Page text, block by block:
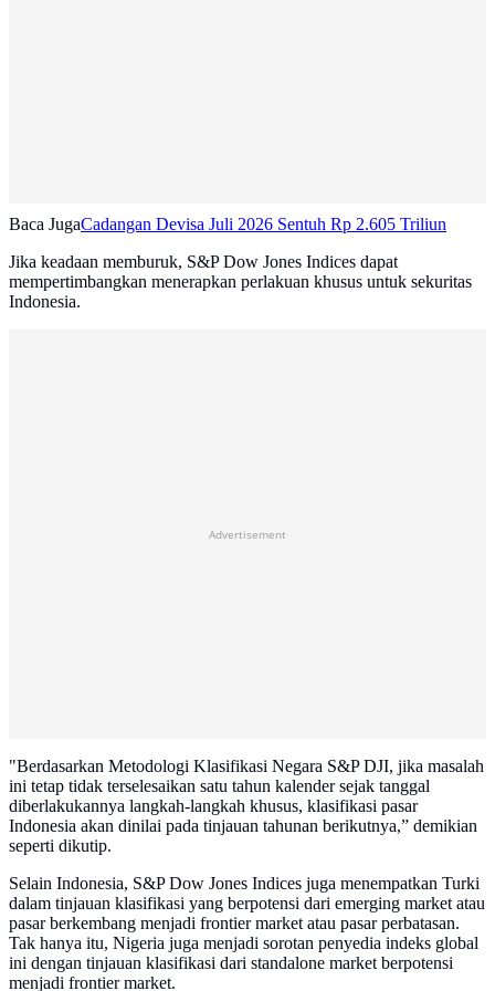
Baca JugaCadangan Devisa Juli 2026 Sentuh Rp 2.605 Triliun
Jika keadaan memburuk, S&P Dow Jones Indices dapat
mempertimbangkan menerapkan perlakuan khusus untuk sekuritas
Indonesia.
Advertisement
"Berdasarkan Metodologi Klasifikasi Negara S&P DJI, jika masalah
ini tetap tidak terselesaikan satu tahun kalender sejak tanggal
diberlakukannya langkah-langkah khusus, klasifikasi pasar
Indonesia akan dinilai pada tinjauan tahunan berikutnya,” demikian
seperti dikutip.
Selain Indonesia, S&P Dow Jones Indices juga menempatkan Turki
dalam tinjauan klasifikasi yang berpotensi dari emerging market atau
pasar berkembang menjadi frontier market atau pasar perbatasan.
Tak hanya itu, Nigeria juga menjadi sorotan penyedia indeks global
ini dengan tinjauan klasifikasi dari standalone market berpotensi
menjadi frontier market.